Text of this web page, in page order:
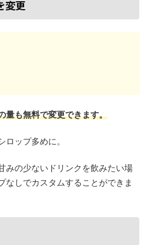
変更
量も無料で変更できます。
ップ多めに。
みの少ないドリンクを飲みたい場
なしでカスタムすることができま